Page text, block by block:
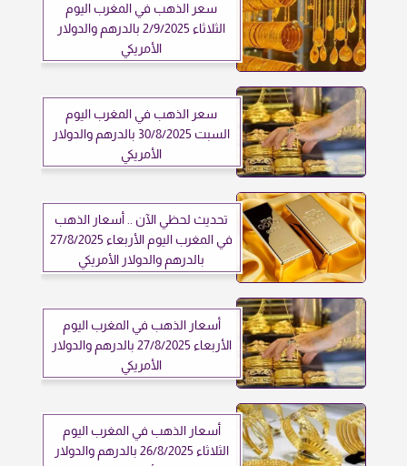
سعر الذهب في المغرب اليوم
الثلاثاء 2/9/2025 بالدرهم والدولار
الأمريكي
سعر الذهب في المغرب اليوم
السبت 30/8/2025 بالدرهم والدولار
الأمريكي
تحديث لحظي الآن .. أسعار الذهب
في المغرب اليوم الأربعاء 27/8/2025
بالدرهم والدولار الأمريكي
أسعار الذهب في المغرب اليوم
الأربعاء 27/8/2025 بالدرهم والدولار
الأمريكي
أسعار الذهب في المغرب اليوم
الثلاثاء 26/8/2025 بالدرهم والدولار